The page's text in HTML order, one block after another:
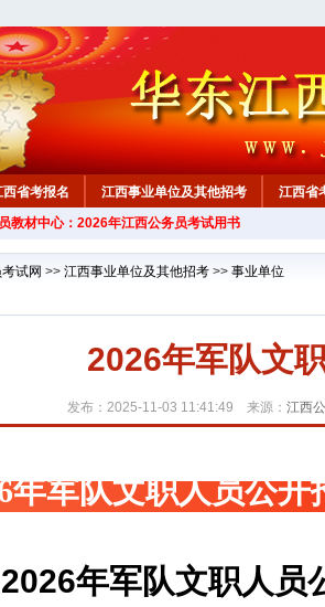
西省考报名 江西事业单位及其他招考 江西省
教材中心：2026年江西公务员考试用书
试网 >> 江西事业单位及其他招考 >> 事业单位
2026年军队文
发布：2025-11-03 11:41:49 来源： 江西
年军队文职人员公
2026年军队文职人员